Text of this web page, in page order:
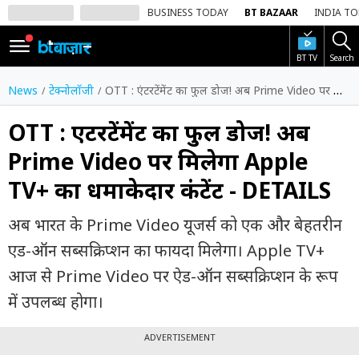
BUSINESS TODAY BT BAZAAR INDIA
BT TV Search
SIGN
IN
Dark
Mode
होम
शेयर
बाज़ार
वीडियो
ट्रेंडिंग
News टेक्नोलॉजी OTT : एंटरटेंमेंट का फुल डोज! अब Prime Video पर मिलेगा Apple TV+ का धमाकेदार कंटेंट - DETAILS
OTT : एंटरटेंमेंट का फुल डोज! अब
Prime Video पर मिलेगा Apple
TV+ का धमाकेदार कंटेंट - DETAILS
अब भारत के Prime Video यूजर्स को एक और बेहतरीन
एड-ऑन सब्सक्रिप्शन का फायदा मिलेगा। Apple TV+
आज से Prime Video पर ऐड-ऑन सब्सक्रिप्शन के रूप
में उपलब्ध होगा।
ADVERTISEMENT